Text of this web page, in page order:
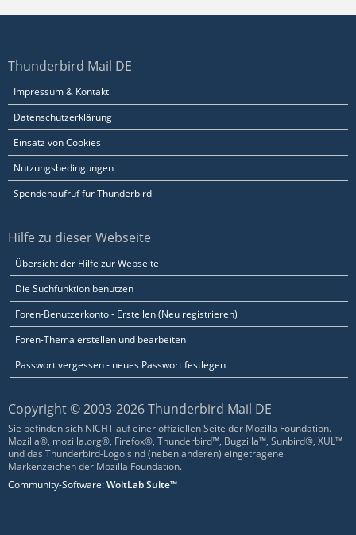
Thunderbird Mail DE
Impressum & Kontakt
Datenschutzerklärung
Einsatz von Cookies
Nutzungsbedingungen
Spendenaufruf für Thunderbird
Hilfe zu dieser Webseite
Übersicht der Hilfe zur Webseite
Die Suchfunktion benutzen
Foren-Benutzerkonto - Erstellen (Neu registrieren)
Foren-Thema erstellen und bearbeiten
Passwort vergessen - neues Passwort festlegen
Copyright © 2003-2026 Thunderbird Mail DE
Sie befinden sich NICHT auf einer offiziellen Seite der Mozilla Foundation.
Mozilla®, mozilla.org®, Firefox®, Thunderbird™, Bugzilla™, Sunbird®, XUL™
und das Thunderbird-Logo sind (neben anderen) eingetragene
Markenzeichen der Mozilla Foundation.
Community-Software:WoltLab Suite™